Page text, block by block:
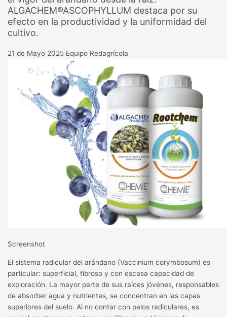
ALGACHEM®ASCOPHYLLUM destaca por su
efecto en la productividad y la uniformidad del
cultivo.
21 de Mayo 2025 Equipo Redagrícola
Screenshot
El sistema radicular del arándano (Vaccinium corymbosum) es
particular: superficial, fibroso y con escasa capacidad de
exploración. La mayor parte de sus raíces jóvenes, responsables
de absorber agua y nutrientes, se concentran en las capas
superiores del suelo. Al no contar con pelos radiculares, es